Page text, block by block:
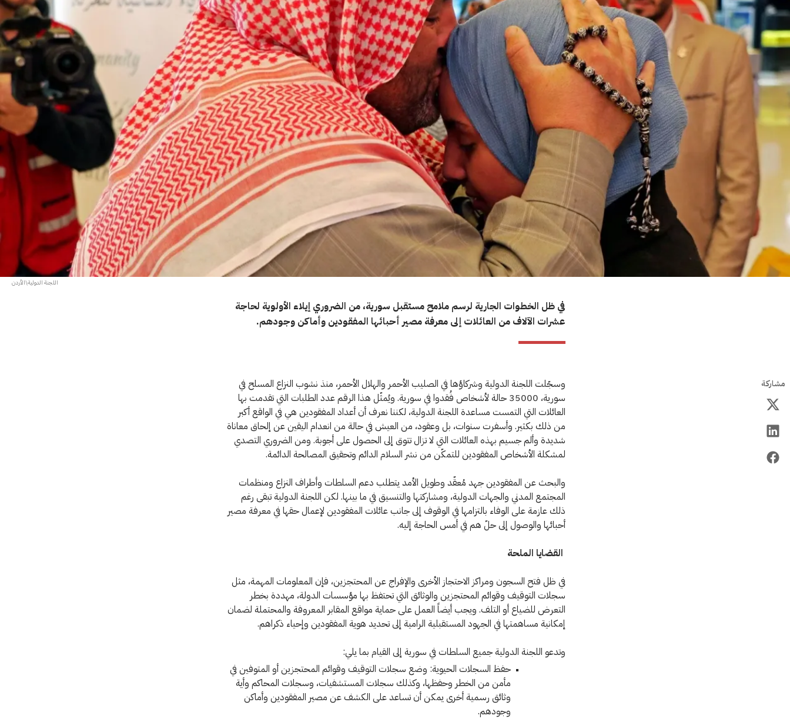
اللجنة الدولية\الأردن
في ظل الخطوات الجارية لرسم ملامح مستقبل سورية، من الضروري إيلاء الأولوية لحاجة
عشرات الآلاف من العائلات إلى معرفة مصير أحبائها المفقودين وأماكن وجودهم.
مشاركة
وسجّلت اللجنة الدولية وشركاؤها في الصليب الأحمر والهلال الأحمر، منذ نشوب النزاع المسلح في
سورية، 35000 حالة لأشخاص فُقدوا في سورية. ويُمثّل هذا الرقم عدد الطلبات التي تقدمت بها
العائلات التي التمست مساعدة اللجنة الدولية، لكننا نعرف أن أعداد المفقودين هي في الواقع أكبر
من ذلك بكثير. وأسفرت سنوات، بل وعقود، من العيش في حالة من انعدام اليقين عن إلحاق معاناة
شديدة وألم جسيم بهذه العائلات التي لا تزال تتوق إلى الحصول على أجوبة. ومن الضروري التصدي
لمشكلة الأشخاص المفقودين للتمكّن من نشر السلام الدائم وتحقيق المصالحة الدائمة.
والبحث عن المفقودين جهد مُعقّد وطويل الأمد يتطلب دعم السلطات وأطراف النزاع ومنظمات
المجتمع المدني والجهات الدولية، ومشاركتها والتنسيق في ما بينها. لكن اللجنة الدولية تبقى رغم
ذلك عازمة على الوفاء بالتزامها في الوقوف إلى جانب عائلات المفقودين لإعمال حقها في معرفة مصير
أحبائها والوصول إلى حلّ هم في أمس الحاجة إليه.
القضايا الملحة
في ظل فتح السجون ومراكز الاحتجاز الأخرى والإفراج عن المحتجزين، فإن المعلومات المهمة، مثل
سجلات التوقيف وقوائم المحتجزين والوثائق التي تحتفظ بها مؤسسات الدولة، مهددة بخطر
التعرض للضياع أو التلف. ويجب أيضاً العمل على حماية مواقع المقابر المعروفة والمحتملة لضمان
إمكانية مساهمتها في الجهود المستقبلية الرامية إلى تحديد هوية المفقودين وإحياء ذكراهم.
وتدعو اللجنة الدولية جميع السلطات في سورية إلى القيام بما يلي:
حفظ السجلات الحيوية: وضع سجلات التوقيف وقوائم المحتجزين أو المتوفين في
مأمن من الخطر وحفظها، وكذلك سجلات المستشفيات، وسجلات المحاكم وأية
وثائق رسمية أخرى يمكن أن تساعد على الكشف عن مصير المفقودين وأماكن
وجودهم.